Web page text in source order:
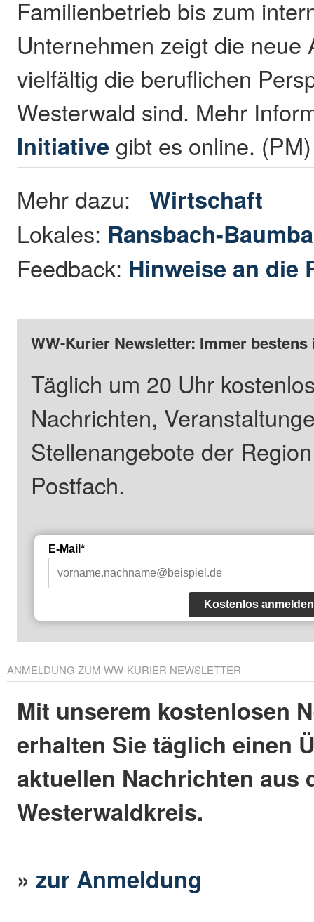
Familienbetrieb bis zum
Unternehmen zeigt die neue
vielfältig die beruflichen
Westerwald sind. Mehr
Initiative gibt es online. (PM)
Mehr dazu:Wirtschaft
Lokales: Ransbach-
Feedback: Hinweise an die
WW-Kurier Newsletter: Immer
Täglich um 20 Uhr
Nachrichten,
Stellenangebote der
Postfach.
E-Mail*
Kostenlos anmelden
ANMELDUNG ZUM WW-KURIER NEWSLETTER
Mit unserem kostenlosen
erhalten Sie täglich einen
aktuellen Nachrichten aus
Westerwaldkreis.
»zur Anmeldung